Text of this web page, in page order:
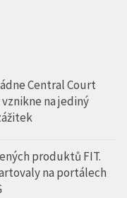
Central Court
vznikne na jediný
produktů FIT.
na portálech